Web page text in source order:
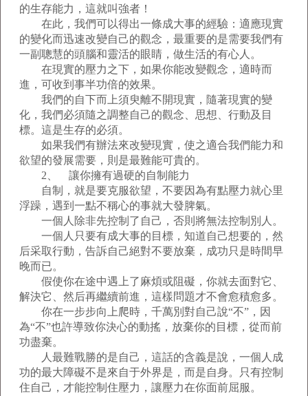
的生存能力，這就叫強者！
在此，我們可以得出一條成大事的經驗：適應現實
的變化而迅速改變自己的觀念，最重要的是需要我們有
一副聰慧的頭腦和靈活的眼睛，做生活的有心人。
在現實的壓力之下，如果你能改變觀念，適時而
進，可收到事半功倍的效果。
我們的自下而上須臾離不開現實，隨著現實的變
化，我們必須隨之調整自己的觀念、思想、行動及目
標。這是生存的必須。
如果我們有辦法來改變現實，使之適合我們能力和
欲望的發展需要，則是最難能可貴的。
2、 讓你擁有過硬的自制能力
自制，就是要克服欲望，不要因為有點壓力就心里
浮躁，遇到一點不稱心的事就大發脾氣。
一個人除非先控制了自己，否則將無法控制別人。
一個人只要有成大事的目標，知道自己想要的，然
后采取行動，告訴自己絕對不要放棄，成功只是時間早
晚而已。
假使你在途中遇上了麻煩或阻礙，你就去面對它、
解決它、然后再繼續前進，這樣問題才不會愈積愈多。
你在一步步向上爬時，千萬別對自己說“不”，因
為“不”也許導致你決心的動搖，放棄你的目標，從而前
功盡棄。
人最難戰勝的是自己，這話的含義是說，一個人成
功的最大障礙不是來自于外界是，而是自身。只有控制
住自己，才能控制住壓力，讓壓力在你面前屈服。